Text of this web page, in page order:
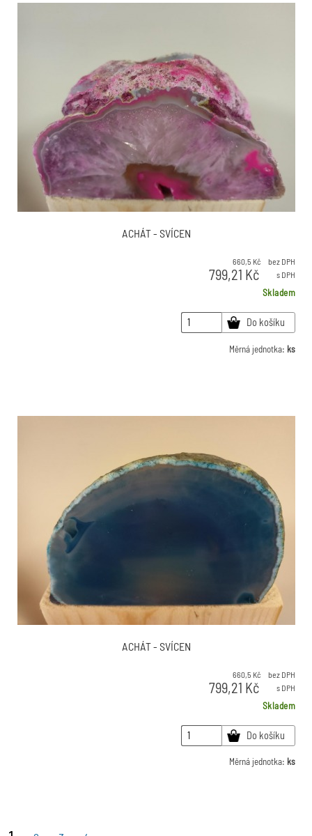
ACHÁT - SVÍCEN
660,5 Kč bez DPH
799,21 Kč s DPH
Skladem
Do košíku
Měrná jednotka: ks
ACHÁT - SVÍCEN
660,5 Kč bez DPH
799,21 Kč s DPH
Skladem
Do košíku
Měrná jednotka: ks